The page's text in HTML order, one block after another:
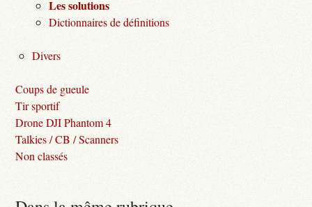
Les solutions
Dictionnaires de définitions
Divers
Coups de gueule
Tir sportif
Drone DJI Phantom 4
Talkies / CB / Scanners
Non classés